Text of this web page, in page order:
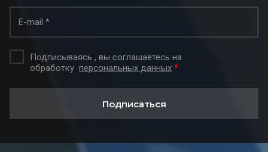
Подписываясь , вы соглашаетесь на
обработку персональных данных *
Подписаться